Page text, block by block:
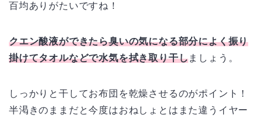
百均ありがたいですね！
クエン酸液ができたら臭いの気になる部分によく振り
掛けてタオルなどで水気を拭き取り干しましょう。
しっかりと干してお布団を乾燥させるのがポイント！
半渇きのままだと今度はおねしょとはまた違うイヤー